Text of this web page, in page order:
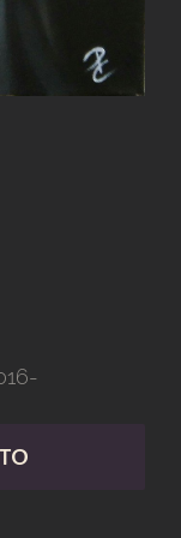
x 40 cm